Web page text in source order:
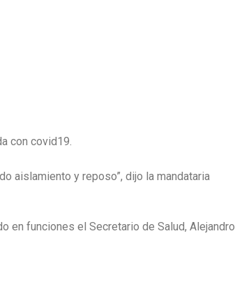
con covid19.
aislamiento y reposo”, dijo la mandataria
en funciones el Secretario de Salud, Alejandro